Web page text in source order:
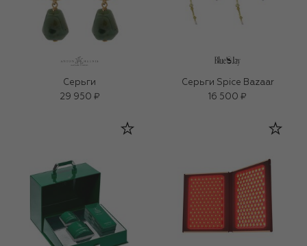
Серьги
29 950 ₽
Серьги Spice Bazaar
16 500 ₽